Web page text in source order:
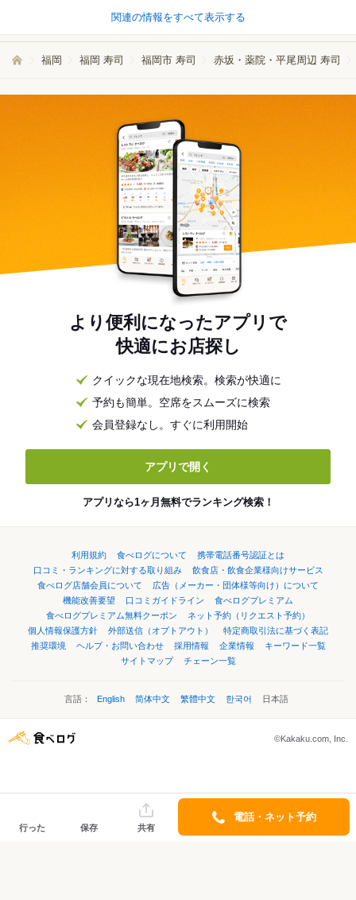
関連の情報をすべて表示する
福岡 福岡 寿司 福岡市 寿司 赤坂・薬院・平尾周辺 寿司
より便利になったアプリで
快適にお店探し
クイックな現在地検索。検索が快適に
予約も簡単。空席をスムーズに検索
会員登録なし。すぐに利用開始
アプリで開く
アプリなら1ヶ月無料でランキング検索！
利用規約 食べログについて
携帯電話番号認証とは
口コミ・ランキングに対する取り組み
飲食店・飲食企業様向けサービス
食べログ店舗会員について
広告（メーカー・団体様等向け）について
機能改善要望
口コミガイドライン
食べログプレミアム
食べログプレミアム無料クーポン
ネット予約（リクエスト予約）
個人情報保護方針
外部送信（オプトアウト）
特定商取引法に基づく表記
推奨環境
ヘルプ・お問い合わせ 採用情報 企業情報
キーワード一覧
サイトマップ
チェーン一覧
言語： English 简体中文 繁體中文 한국어 日本語
©Kakaku.com, Inc.
行った 保存 共有
電話・ネット予約